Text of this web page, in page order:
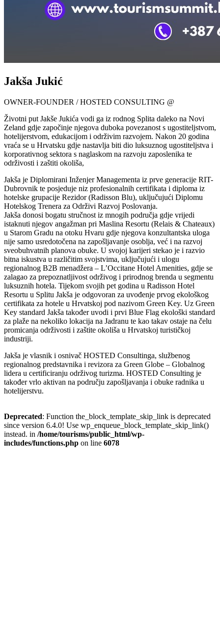
Jakša Jukić
OWNER-FOUNDER / HOSTED CONSULTING @
Životni put Jakše Jukića vodi ga iz rodnog Splita daleko na Novi
Zeland gdje započinje njegova duboka povezanost s ugostiteljstvom,
hotelijerstvom, edukacijom i održivim razvojem. Nakon 20 godina
vraća se u Hrvatsku gdje nastavlja biti dio luksuznog ugostiteljstva i
korporativnog sektora s naglaskom na razvoju zaposlenika te
održivosti i zaštiti okoliša,
Jakša je Diplomirani Inženjer Managementa iz prve generacije RIT-
Dubrovnik te posjeduje niz profesionalnih certifikata i diploma iz
hotelske grupacije Rezidor (Radisson Blu), uključujući Diplomu
Hotelskog Trenera za Održivi Razvoj Poslovanja.
Jakša donosi bogatu stručnost iz mnogih područja gdje vrijedi
istaknuti njegov angažman pri Maslina Resortu (Relais & Chateaux)
u Starom Gradu na otoku Hvaru gdje njegova konzultantska uloga
nije samo usredotočena na zapošljavanje osoblja, već i na razvoj
sveobuhvatnih planova obuke. U svojoj karijeri stekao je i razvio
bitna iskustva u različitim svojstvima, uključujući i ulogu
regionalnog B2B menadžera – L’Occitane Hotel Amenities, gdje se
zalagao za prepoznatljivost održivog i prirodnog brenda u segmentu
luksuznih hotela. Tijekom svojih pet godina u Radisson Hotel
Resortu u Splitu Jakša je odgovoran za uvođenje prvog ekološkog
certifikata za hotele u Hrvatskoj pod nazivom Green Key. Uz Green
Key standard Jakša također uvodi i prvi Blue Flag ekološki standard
za plaže na nekoliko lokacija na Jadranu te kao takav ostaje na čelu
promicanja održivosti i zaštite okoliša u Hrvatskoj turističkoj
industriji.
Jakša je vlasnik i osnivač HOSTED Consultinga, službenog
regionalnog predstavnika i revizora za Green Globe – Globalnog
lidera u certificiranju održivog turizma. HOSTED Consulting je
također vrlo aktivan na području zapošljavanja i obuke radnika u
hotelijerstvu.
Deprecated: Function the_block_template_skip_link is deprecated
since version 6.4.0! Use wp_enqueue_block_template_skip_link()
instead. in /home/tourisms/public_html/wp-
includes/functions.php on line 6078